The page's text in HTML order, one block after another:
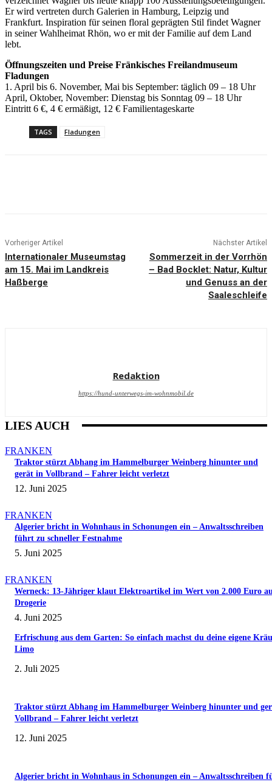
Er wird vertreten durch Galerien in Hamburg, Leipzig und
Frankfurt. Inspiration für seinen floral geprägten Stil findet Wagner
in seiner Wahlheimat Rhön, wo er mit der Familie auf dem Land
lebt.
Öffnungszeiten und Preise Fränkisches Freilandmuseum
Fladungen
1. April bis 6. November, Mai bis September: täglich 09 – 18 Uhr
April, Oktober, November: Dienstag bis Sonntag 09 – 18 Uhr
Eintritt 6 €, 4 € ermäßigt, 12 € Familientageskarte
TAGS Fladungen
Vorheriger Artikel
Internationaler Museumstag
am 15. Mai im Landkreis
Haßberge
Nächster Artikel
Sommerzeit in der Vorrhön
– Bad Bocklet: Natur, Kultur
und Genuss an der
Saaleschleife
Redaktion
https://hund-unterwegs-im-wohnmobil.de
LIES AUCH
FRANKEN
Traktor stürzt Abhang im Hammelburger Weinberg hinunter und
gerät in Vollbrand – Fahrer leicht verletzt
12. Juni 2025
FRANKEN
Algerier bricht in Wohnhaus in Schonungen ein – Anwaltsschreiben
führt zu schneller Festnahme
5. Juni 2025
FRANKEN
Werneck: 13-Jähriger klaut Elektroartikel im Wert von 2.000 Euro
Drogerie
4. Juni 2025
Erfrischung aus dem Garten: So einfach machst du deine eigene
Limo
2. Juli 2025
Traktor stürzt Abhang im Hammelburger Weinberg hinunter und
Vollbrand – Fahrer leicht verletzt
12. Juni 2025
Algerier bricht in Wohnhaus in Schonungen ein – Anwaltsschreiben